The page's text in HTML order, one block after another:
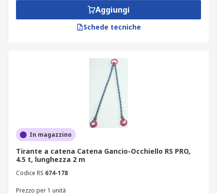
Aggiungi
Schede tecniche
In magazzino
Tirante a catena Catena Gancio-Occhiello RS PRO,
4.5 t, lunghezza 2 m
Codice RS 674-178
Prezzo per 1 unità